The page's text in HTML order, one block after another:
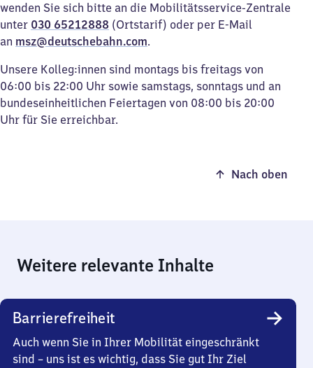
wenden Sie sich bitte an die Mobilitätsservice-Zentrale
unter 030 65212888 (Ortstarif) oder per E-Mail
an msz@deutschebahn.com.
Unsere Kolleg:innen sind montags bis freitags von
06:00 bis 22:00 Uhr sowie samstags, sonntags und an
bundeseinheitlichen Feiertagen von 08:00 bis 20:00
Uhr für Sie erreichbar.
Nach oben
Weitere relevante Inhalte
Barrierefreiheit
Auch wenn Sie in Ihrer Mobilität eingeschränkt
sind – uns ist es wichtig, dass Sie gut Ihr Ziel